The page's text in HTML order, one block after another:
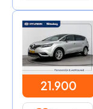
21.900